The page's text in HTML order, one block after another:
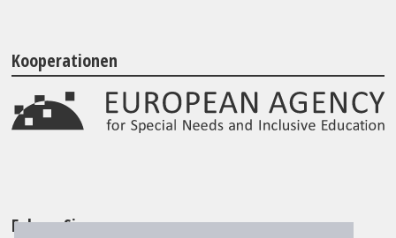
Kooperationen
Folgen Sie uns